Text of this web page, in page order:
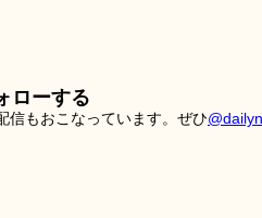
ローする
信もおこなっています。ぜひ